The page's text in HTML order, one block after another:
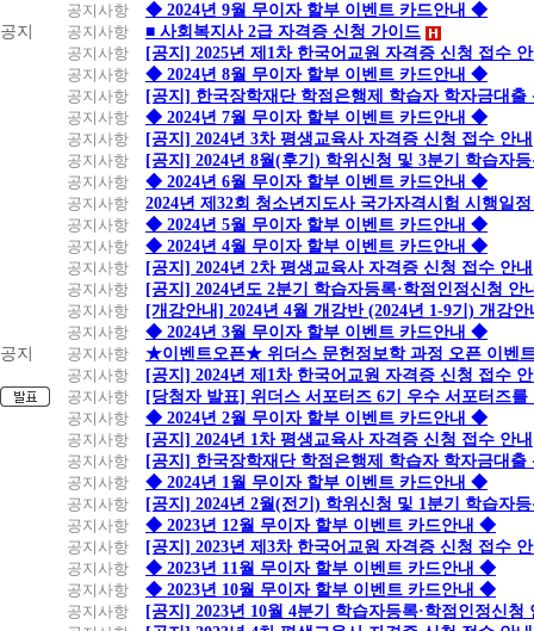
공지사항
◆ 2024년 9월 무이자 할부 이벤트 카드안내 ◆
공지
공지사항
■ 사회복지사 2급 자격증 신청 가이드
공지사항
[공지] 2025년 제1차 한국어교원 자격증 신청 접수
공지사항
◆ 2024년 8월 무이자 할부 이벤트 카드안내 ◆
공지사항
[공지] 한국장학재단 학점은행제 학습자 학자금대출
공지사항
◆ 2024년 7월 무이자 할부 이벤트 카드안내 ◆
공지사항
[공지] 2024년 3차 평생교육사 자격증 신청 접수 안내
공지사항
[공지] 2024년 8월(후기) 학위신청 및 3분기 학습자
공지사항
◆ 2024년 6월 무이자 할부 이벤트 카드안내 ◆
공지사항
2024년 제32회 청소년지도사 국가자격시험 시행일
공지사항
◆ 2024년 5월 무이자 할부 이벤트 카드안내 ◆
공지사항
◆ 2024년 4월 무이자 할부 이벤트 카드안내 ◆
공지사항
[공지] 2024년 2차 평생교육사 자격증 신청 접수 안내
공지사항
[공지] 2024년도 2분기 학습자등록·학점인정신청 안
공지사항
[개강안내] 2024년 4월 개강반 (2024년 1-9기) 개강안
공지사항
◆ 2024년 3월 무이자 할부 이벤트 카드안내 ◆
공지
공지사항
★이벤트오픈★ 위더스 문헌정보학 과정 오픈 이벤
공지사항
[공지] 2024년 제1차 한국어교원 자격증 신청 접수
공지사항
[당첨자 발표] 위더스 서포터즈 6기 우수 서포터즈를
공지사항
◆ 2024년 2월 무이자 할부 이벤트 카드안내 ◆
공지사항
[공지] 2024년 1차 평생교육사 자격증 신청 접수 안내
공지사항
[공지] 한국장학재단 학점은행제 학습자 학자금대출
공지사항
◆ 2024년 1월 무이자 할부 이벤트 카드안내 ◆
공지사항
[공지] 2024년 2월(전기) 학위신청 및 1분기 학습자
공지사항
◆ 2023년 12월 무이자 할부 이벤트 카드안내 ◆
공지사항
[공지] 2023년 제3차 한국어교원 자격증 신청 접수
공지사항
◆ 2023년 11월 무이자 할부 이벤트 카드안내 ◆
공지사항
◆ 2023년 10월 무이자 할부 이벤트 카드안내 ◆
공지사항
[공지] 2023년 10월 4분기 학습자등록·학점인정신청